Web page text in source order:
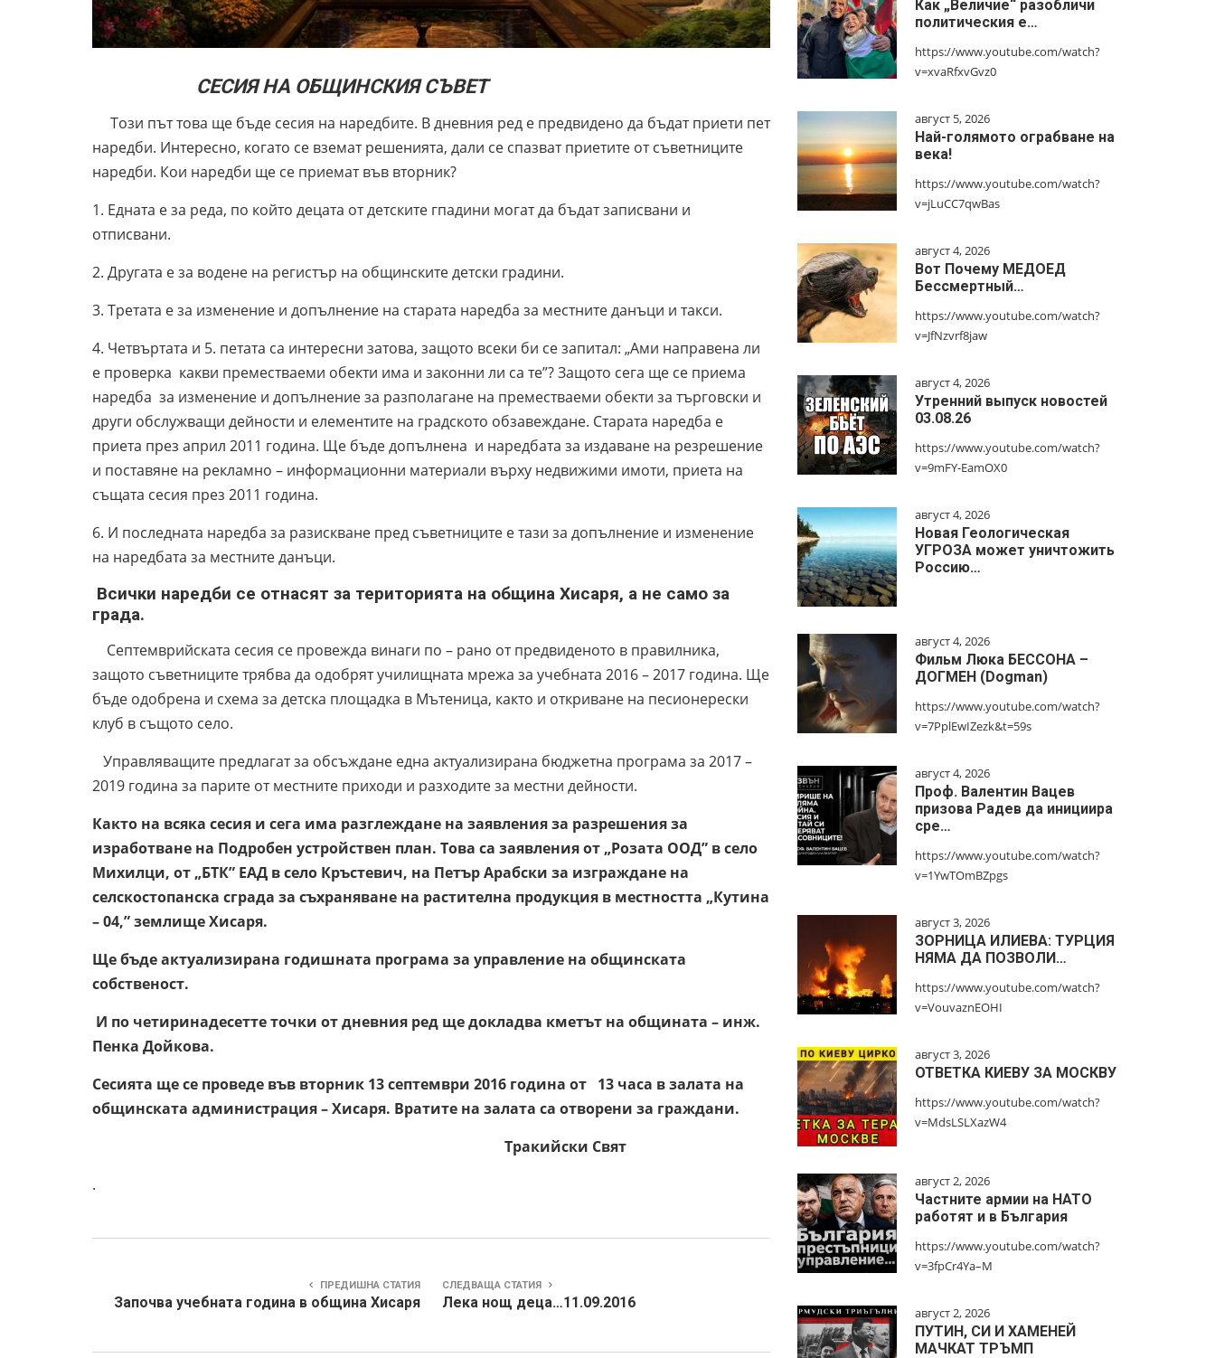
СЕСИЯ НА ОБЩИНСКИЯ СЪВЕТ
Този път това ще бъде сесия на наредбите. В дневния ред е предвидено да бъдат приети пет
наредби. Интересно, когато се вземат решенията, дали се спазват приетите от съветниците
наредби. Кои наредби ще се приемат във вторник?
1. Едната е за реда, по който децата от детските гпадини могат да бъдат записвани и
отписвани.
2. Другата е за водене на регистър на общинските детски градини.
3. Третата е за изменение и допълнение на старата наредба за местните данъци и такси.
4. Четвъртата и 5. петата са интересни затова, защото всеки би се запитал: „Ами направена ли
е проверка какви преместваеми обекти има и законни ли са те”? Защото сега ще се приема
наредба за изменение и допълнение за разполагане на преместваеми обекти за търговски и
други обслужващи дейности и елементите на градското обзавеждане. Старата наредба е
приета през април 2011 година. Ще бъде допълнена и наредбата за издаване на резрешение
и поставяне на рекламно – информационни материали върху недвижими имоти, приета на
същата сесия през 2011 година.
6. И последната наредба за разискване пред съветниците е тази за допълнение и изменение
на наредбата за местните данъци.
Всички наредби се отнасят за територията на община Хисаря, а не само за
града.
Септемврийската сесия се провежда винаги по – рано от предвиденото в правилника,
защото съветниците трябва да одобрят училищната мрежа за учебната 2016 – 2017 година. Ще
бъде одобрена и схема за детска площадка в Мътеница, както и откриване на песионерески
клуб в същото село.
Управляващите предлагат за обсъждане една актуализирана бюджетна програма за 2017 –
2019 година за парите от местните приходи и разходите за местни дейности.
Както на всяка сесия и сега има разглеждане на заявления за разрешения за
изработване на Подробен устройствен план. Това са заявления от „Розата ООД” в село
Михилци, от „БТК” ЕАД в село Кръстевич, на Петър Арабски за изграждане на
селскостопанска сграда за съхраняване на растителна продукция в местността „Кутина
– 04,” землище Хисаря.
Ще бъде актуализирана годишната програма за управление на общинската
собственост.
И по четиринадесетте точки от дневния ред ще докладва кметът на общината – инж.
Пенка Дойкова.
Сесията ще се проведе във вторник 13 септември 2016 година от 13 часа в залата на
общинската администрация – Хисаря. Вратите на залата са отворени за граждани.
Тракийски Свят
.
ПРЕДИШНА СТАТИЯ
Започва учебната година в община Хисаря
СЛЕДВАЩА СТАТИЯ
Лека нощ деца…11.09.2016
Как „Величие“ разобличи
политическия е…
https://www.youtube.com/watch?
v=xvaRfxvGvz0
август 5, 2026
Най-голямото ограбване на
века!
https://www.youtube.com/watch?
v=jLuCC7qwBas
август 4, 2026
Вот Почему МЕДОЕД
Бессмертный…
https://www.youtube.com/watch?
v=JfNzvrf8jaw
август 4, 2026
Утренний выпуск новостей
03.08.26
https://www.youtube.com/watch?
v=9mFY-EamOX0
август 4, 2026
Новая Геологическая
УГРОЗА может уничтожить
Россию…
август 4, 2026
Фильм Люка БЕССОНА –
ДОГМЕН (Dogman)
https://www.youtube.com/watch?
v=7PplEwIZezk&t=59s
август 4, 2026
Проф. Валентин Вацев
призова Радев да инициира
сре…
https://www.youtube.com/watch?
v=1YwTOmBZpgs
август 3, 2026
ЗОРНИЦА ИЛИЕВА: ТУРЦИЯ
НЯМА ДА ПОЗВОЛИ…
https://www.youtube.com/watch?
v=VouvaznEOHI
август 3, 2026
ОТВЕТКА КИЕВУ ЗА МОСКВУ
https://www.youtube.com/watch?
v=MdsLSLXazW4
август 2, 2026
Частните армии на НАТО
работят и в България
https://www.youtube.com/watch?
v=3fpCr4Ya–M
август 2, 2026
ПУТИН, СИ И ХАМЕНЕЙ
МАЧКАТ ТРЪМП